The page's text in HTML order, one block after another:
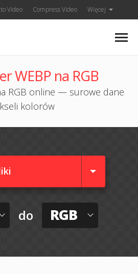
Video Compress Video Więcej
WEBP na RGB
RGB online — surowe dane
kolorów
do RGB